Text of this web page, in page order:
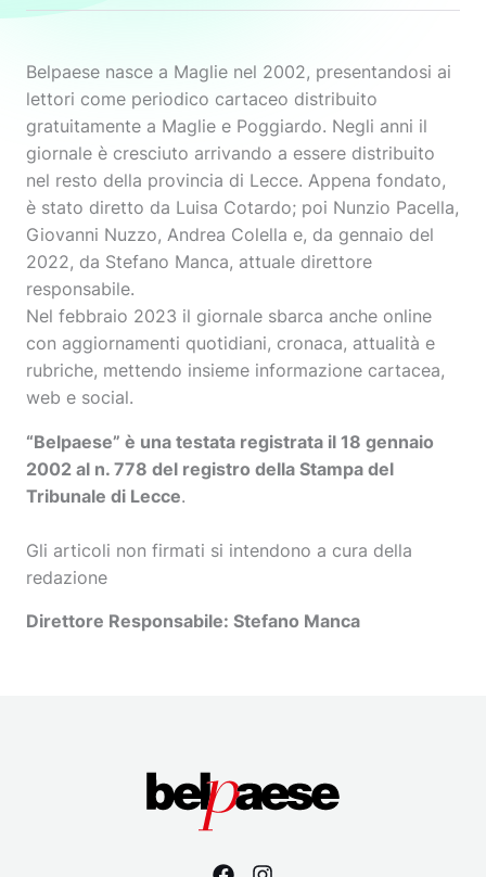
Belpaese nasce a Maglie nel 2002, presentandosi ai
lettori come periodico cartaceo distribuito
gratuitamente a Maglie e Poggiardo. Negli anni il
giornale è cresciuto arrivando a essere distribuito
nel resto della provincia di Lecce. Appena fondato,
è stato diretto da Luisa Cotardo; poi Nunzio Pacella,
Giovanni Nuzzo, Andrea Colella e, da gennaio del
2022, da Stefano Manca, attuale direttore
responsabile.
Nel febbraio 2023 il giornale sbarca anche online
con aggiornamenti quotidiani, cronaca, attualità e
rubriche, mettendo insieme informazione cartacea,
web e social.
“Belpaese” è una testata registrata il 18 gennaio
2002 al n. 778 del registro della Stampa del
Tribunale di Lecce.
Gli articoli non firmati si intendono a cura della
redazione
Direttore Responsabile: Stefano Manca